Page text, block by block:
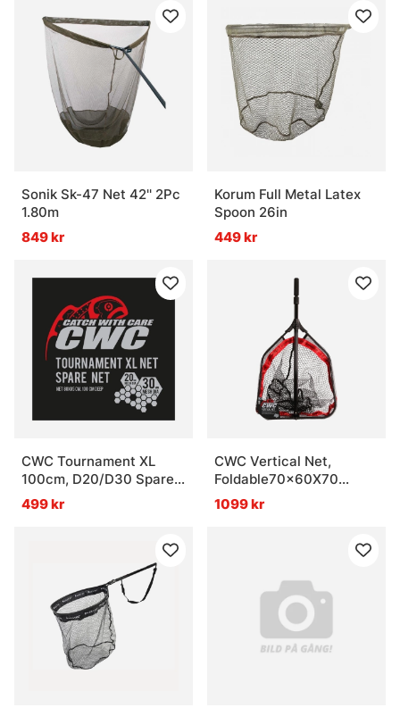
Sonik Sk-47 Net 42'' 2Pc
1.80m
849 kr
Korum Full Metal Latex
Spoon 26in
449 kr
CWC Tournament XL
100cm, D20/D30 Spare
Net
499 kr
CWC Vertical Net,
Foldable70x60X70
Handle - 180cm
1099 kr